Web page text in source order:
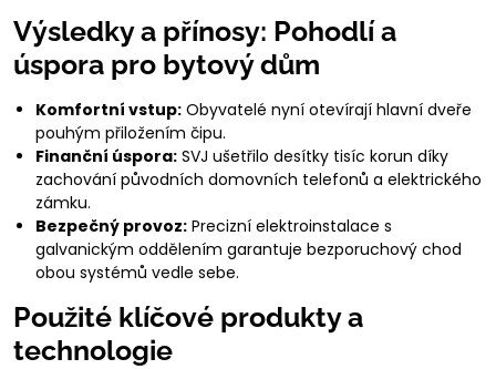
Výsledky a přínosy: Pohodlí a
úspora pro bytový dům
Komfortní vstup: Obyvatelé nyní otevírají hlavní dveře
pouhým přiložením čipu.
Finanční úspora: SVJ ušetřilo desítky tisíc korun díky
zachování původních domovních telefonů a elektrického
zámku.
Bezpečný provoz: Precizní elektroinstalace s
galvanickým oddělením garantuje bezporuchový chod
obou systémů vedle sebe.
Použité klíčové produkty a
technologie